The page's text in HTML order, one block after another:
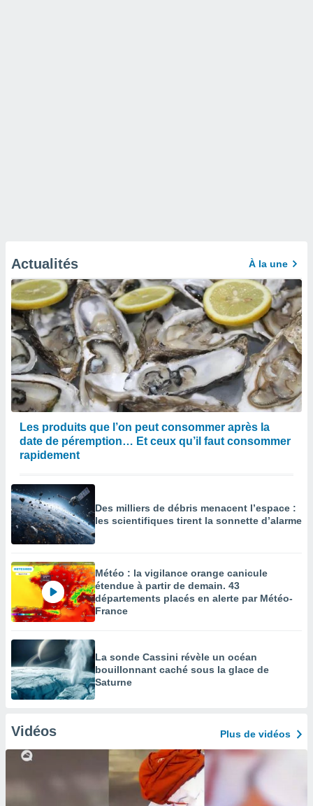
Actualités À la une
Les produits que l’on peut consommer après la
date de péremption… Et ceux qu’il faut consommer
rapidement
Des milliers de débris menacent l’espace :
les scientifiques tirent la sonnette d’alarme
Météo : la vigilance orange canicule
étendue à partir de demain. 43
départements placés en alerte par Météo-
France
La sonde Cassini révèle un océan
bouillonnant caché sous la glace de
Saturne
Vidéos Plus de vidéos